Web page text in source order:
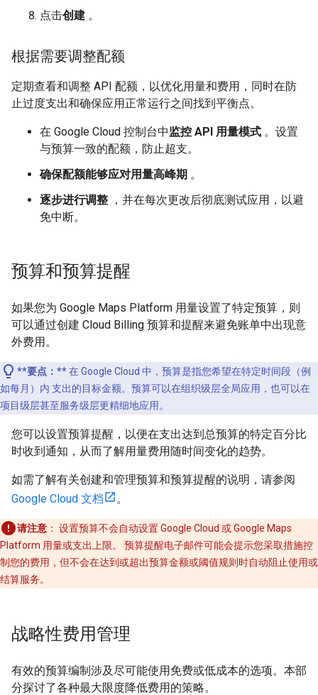
点击创建 。
根据需要调整配额
定期查看和调整 API 配额，以优化用量和费用，同时在防
止过度支出和确保应用正常运行之间找到平衡点。
在 Google Cloud 控制台中监控 API 用量模式 。设置
与预算一致的配额，防止超支。
确保配额能够应对用量高峰期 。
逐步进行调整 ，并在每次更改后彻底测试应用，以避
免中断。
预算和预算提醒
如果您为 Google Maps Platform 用量设置了特定预算，则
可以通过创建 Cloud Billing 预算和提醒来避免账单中出现意
外费用。
**要点：**在 Google Cloud 中，预算是指您希望在特定时间段（例
如每月）内 支出的目标金额。预算可以在组织级层全局应用，也可以在
项目级层甚至服务级层更精细地应用。
您可以设置预算提醒，以便在支出达到总预算的特定百分比
时收到通知，从而了解用量费用随时间变化的趋势。
如需了解有关创建和管理预算和预算提醒的说明，请参阅
Google Cloud 文档
。
请注意 ： 设置预算不会自动设置 Google Cloud 或 Google Maps
Platform 用量或支出上限。 预算提醒电子邮件可能会提示您采取措施控
制您的费用，但不会在达到或超出预算金额或阈值规则时自动阻止使用或
结算服务。
战略性费用管理
有效的预算编制涉及尽可能使用免费或低成本的选项。本部
分探讨了各种最大限度降低费用的策略。